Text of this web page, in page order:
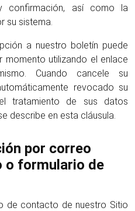
confirmación, así como la
su sistema.
nuestro boletín puede
momento utilizando el enlace
Cuando cancele su
revocado su
tratamiento de sus datos
describe en esta cláusula.
por correo
o formulario de
contacto de nuestro Sitio